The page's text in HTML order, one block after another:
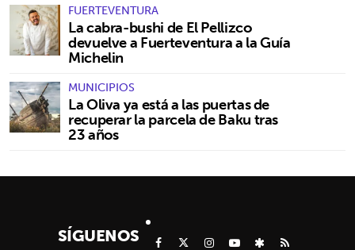
FUERTEVENTURA
La cabra-bushi de El Pellizco
devuelve a Fuerteventura a la Guía
Michelin
MUNICIPIOS
La Oliva ya está a las puertas de
recuperar la parcela de Baku tras
23 años
SÍGUENOS